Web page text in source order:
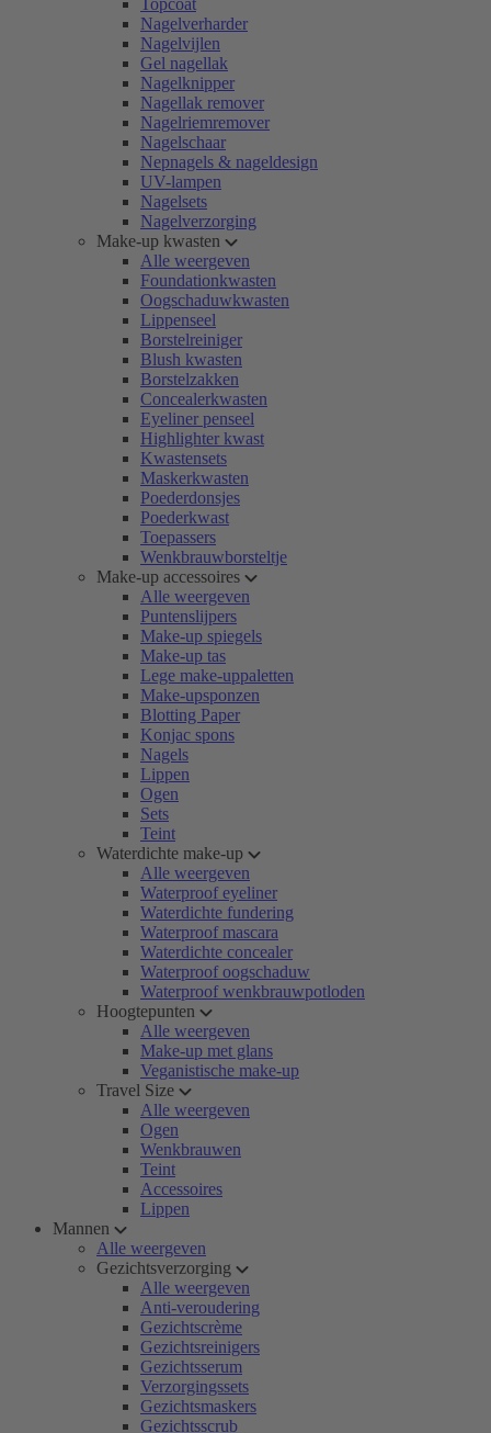
Topcoat
Nagelverharder
Nagelvijlen
Gel nagellak
Nagelknipper
Nagellak remover
Nagelriemremover
Nagelschaar
Nepnagels & nageldesign
UV-lampen
Nagelsets
Nagelverzorging
Make-up kwasten
Alle weergeven
Foundationkwasten
Oogschaduwkwasten
Lippenseel
Borstelreiniger
Blush kwasten
Borstelzakken
Concealerkwasten
Eyeliner penseel
Highlighter kwast
Kwastensets
Maskerkwasten
Poederdonsjes
Poederkwast
Toepassers
Wenkbrauwborsteltje
Make-up accessoires
Alle weergeven
Puntenslijpers
Make-up spiegels
Make-up tas
Lege make-uppaletten
Make-upsponzen
Blotting Paper
Konjac spons
Nagels
Lippen
Ogen
Sets
Teint
Waterdichte make-up
Alle weergeven
Waterproof eyeliner
Waterdichte fundering
Waterproof mascara
Waterdichte concealer
Waterproof oogschaduw
Waterproof wenkbrauwpotloden
Hoogtepunten
Alle weergeven
Make-up met glans
Veganistische make-up
Travel Size
Alle weergeven
Ogen
Wenkbrauwen
Teint
Accessoires
Lippen
Mannen
Alle weergeven
Gezichtsverzorging
Alle weergeven
Anti-veroudering
Gezichtscrème
Gezichtsreinigers
Gezichtsserum
Verzorgingssets
Gezichtsmaskers
Gezichtsscrub